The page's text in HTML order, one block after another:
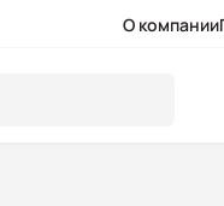
О компании